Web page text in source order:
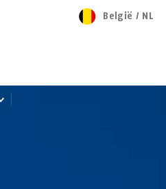
België / NL